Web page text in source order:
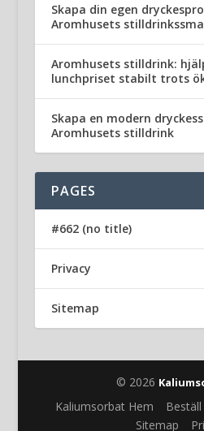
Skapa din egen
Aromhusets
Aromhusets stilldrink:
lunchpriset stabilt trots
Skapa en modern
Aromhusets stilldrink
PAGES
#662 (no title)
Privacy
Sitemap
© 2026
Kaliumsorbat Hem
Sitemap